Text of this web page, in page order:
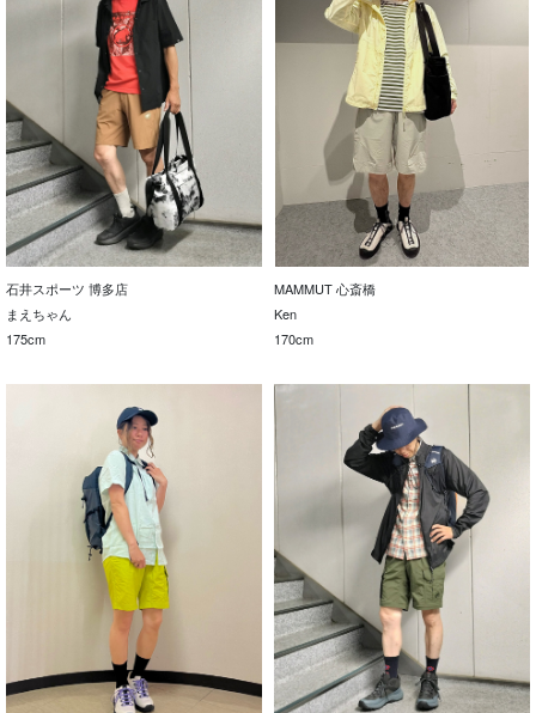
石井スポーツ 博多店
まえちゃん
175cm
MAMMUT 心斎橋
Ken
170cm